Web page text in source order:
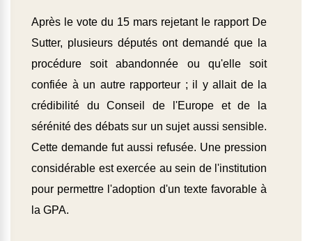
Après le vote du 15 mars rejetant le rapport De
Sutter, plusieurs députés ont demandé que la
procédure soit abandonnée ou qu'elle soit
confiée à un autre rapporteur ; il y allait de la
crédibilité du Conseil de l'Europe et de la
sérénité des débats sur un sujet aussi sensible.
Cette demande fut aussi refusée. Une pression
considérable est exercée au sein de l'institution
pour permettre l'adoption d'un texte favorable à
la GPA.